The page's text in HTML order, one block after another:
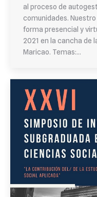
al proceso de
comunidades.
forma presencial y
2021 en la cancha de
Maricao. Temas:…